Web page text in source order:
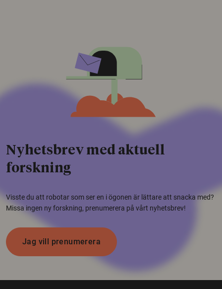
Nyhetsbrev med aktuell
forskning
Visste du att robotar som ser en i ögonen är lättare att snacka med?
Missa ingen ny forskning, prenumerera på vårt nyhetsbrev!
Jag vill prenumerera